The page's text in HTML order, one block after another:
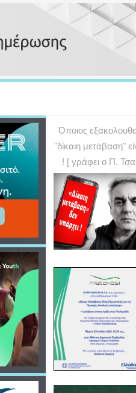
Όποιος
"δίκαιη μετάβαση"
! [ γράφει ο Π.